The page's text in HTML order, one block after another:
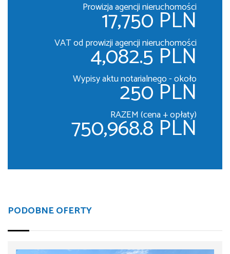
Prowizja agencji nieruchomości
17,750 PLN
VAT od prowizji agencji nieruchomości
4,082.5 PLN
Wypisy aktu notarialnego - około
250 PLN
RAZEM (cena + opłaty)
750,968.8 PLN
PODOBNE OFERTY